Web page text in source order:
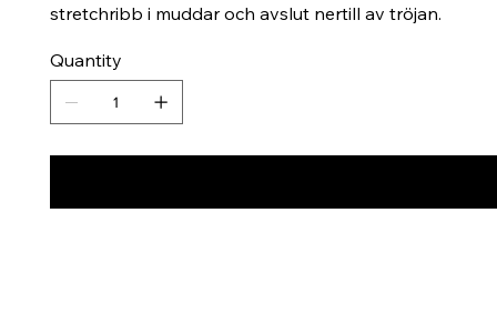
stretchribb i muddar och avslut nertill av tröjan.
Quantity